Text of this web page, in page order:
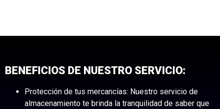
BENEFICIOS DE NUESTRO SERVICIO:
Protección de tus mercancías: Nuestro servicio de
almacenamiento te brinda la tranquilidad de saber que